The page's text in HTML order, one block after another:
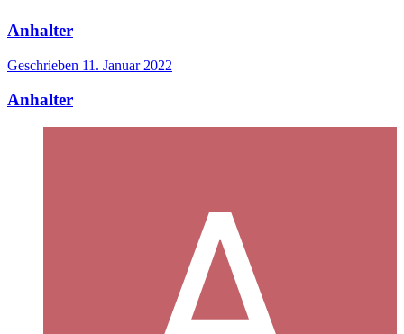
Anhalter
Geschrieben 11. Januar 2022
Anhalter